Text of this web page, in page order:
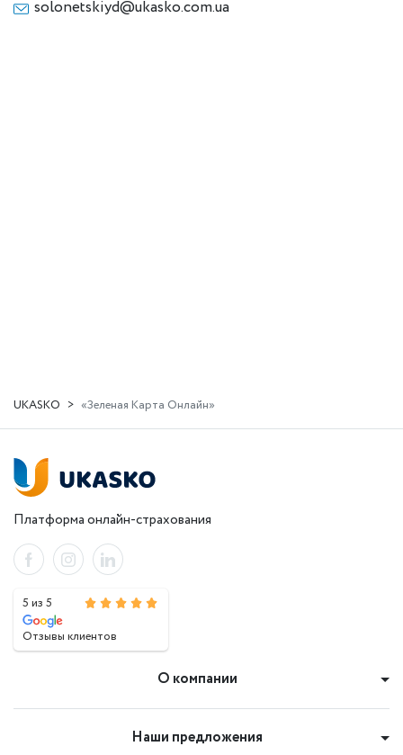
solonetskiyd@ukasko.com.ua
UKASKO «Зеленая Карта Онлайн»
Платформа онлайн-страхования
5 из 5
Отзывы клиентов
О компании
Наши предложения